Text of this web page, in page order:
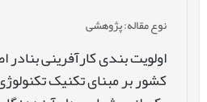
نوع مقاله: پژوهشی
اولویت بندی کارآفرینی
کشور بر مبنای تکنیک